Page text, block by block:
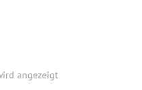
angezeigt